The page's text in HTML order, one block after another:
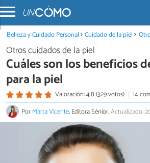
Belleza y Cuidado Personal Cuidado de la piel
Otros cuidados de la piel
Cuáles son los beneficios
para la piel
Valoración: 4.8 (329 votos)
14
PorMarta Vicente, Editora Sénior.Actualizado: